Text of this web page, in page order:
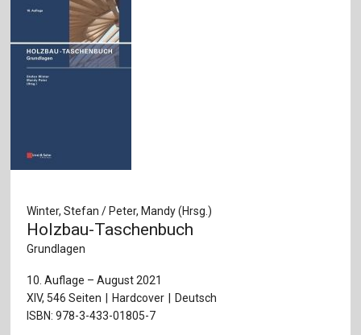
Winter, Stefan / Peter, Mandy (Hrsg.)
Holzbau-Taschenbuch
Grundlagen
10. Auflage – August 2021
XIV, 546 Seiten
Hardcover
Deutsch
ISBN: 978-3-433-01805-7